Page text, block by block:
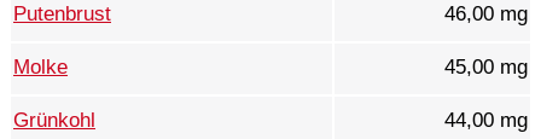
Putenbrust 46,00 mg
Molke 45,00 mg
Grünkohl 44,00 mg